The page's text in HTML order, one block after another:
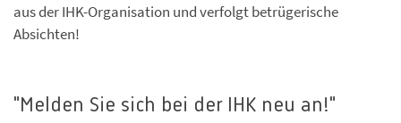
aus der IHK-Organisation und verfolgt betrügerische
Absichten!
"Melden Sie sich bei der IHK neu an!"